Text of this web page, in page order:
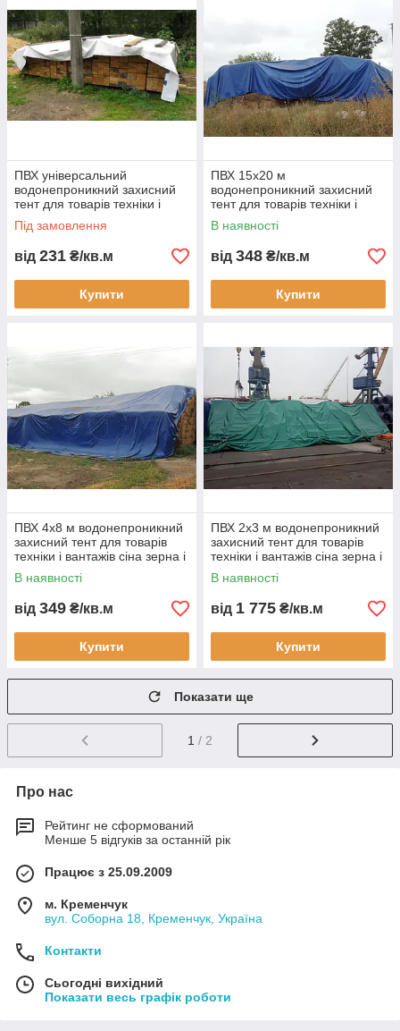
ПВХ універсальний
водонепроникний захисний
тент для товарів техніки і
вантажів сіна зерна і
матеріалів виготовлення
Під замовлення
від 231 ₴/кв.м
Купити
ПВХ 15х20 м
водонепроникний захисний
тент для товарів техніки і
вантажів сіна зерна і
матеріалів накриття для
В наявності
від 348 ₴/кв.м
Купити
ПВХ 4х8 м водонепроникний
захисний тент для товарів
техніки і вантажів сіна зерна і
матеріалів укривний тент
В наявності
від 349 ₴/кв.м
Купити
ПВХ 2х3 м водонепроникний
захисний тент для товарів
техніки і вантажів сіна зерна і
матеріалів укривний тент
В наявності
від 1 775 ₴/кв.м
Купити
Показати ще
1 / 2
Про нас
Рейтинг не сформований
Менше 5 відгуків за останній рік
Працює з 25.09.2009
м. Кременчук
вул. Соборна 18, Кременчук, Україна
Контакти
Сьогодні вихідний
Показати весь графік роботи